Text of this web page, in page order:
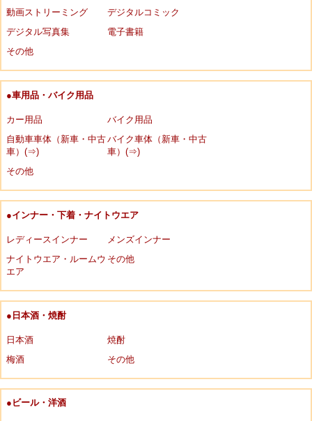
動画ストリーミング
デジタルコミック
デジタル写真集
電子書籍
その他
●車用品・バイク用品
カー用品
バイク用品
自動車車体（新車・中古
車）(⇒)
バイク車体（新車・中古
車）(⇒)
その他
●インナー・下着・ナイトウエア
レディースインナー
メンズインナー
ナイトウエア・ルームウ
エア
その他
●日本酒・焼酎
日本酒
焼酎
梅酒
その他
●ビール・洋酒